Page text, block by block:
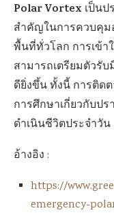
Polar Vortex เป็น
สำคัญในการควบคุ
พื้นที่ทั่วโลก การเข้า
สามารถเตรียมตัวรั
ดียิ่งขึ้น ทั้งนี้ การติด
การศึกษาเกี่ยวกับป
ดำเนินชีวิตประจำวัน
อ้างอิง :
https://
emergency-